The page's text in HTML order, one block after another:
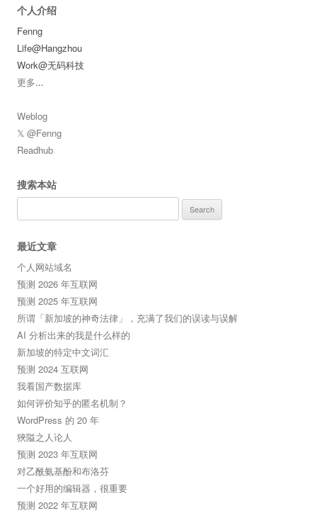
个人介绍
Fenng
Life@Hangzhou
Work@无码科技
更多...
Weblog
𝕏 @Fenng
Readhub
搜索本站
for:
最近文章
个人网站域名
预测 2026 年互联网
预测 2025 年互联网
所谓「新加坡的神奇法律」，充满了我们的误读与误解
AI 分析出来的我是什么样的
新加坡的特定中文词汇
预测 2024 互联网
我看国产数据库
如何评价知乎的匿名机制？
WordPress 的 20 年
狹隘之人论人
预测 2023 年互联网
对乙酰氨基酚和布洛芬
一个好用的编辑器，很重要
预测 2022 年互联网